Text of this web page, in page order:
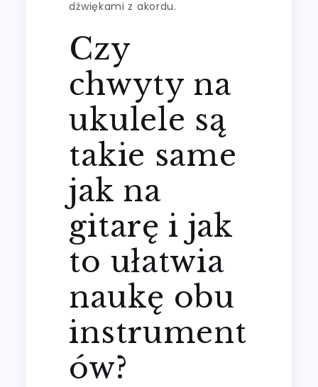
dźwiękami z akordu.
Czy
chwyty na
ukulele są
takie same
jak na
gitarę i jak
to ułatwia
naukę obu
instrument
ów?